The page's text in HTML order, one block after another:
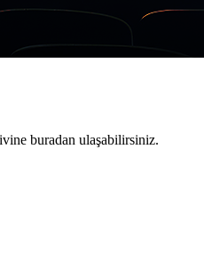
buradan ulaşabilirsiniz.